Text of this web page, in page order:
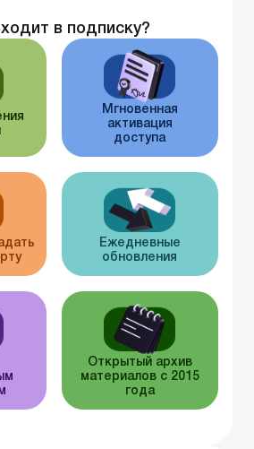
в подписку?
Мгновенная
активация
доступа
Ежедневные
обновления
Открытый архив
материалов с 2015
года